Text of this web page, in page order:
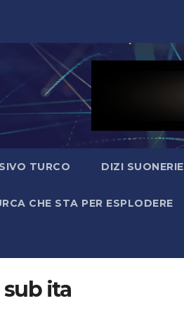
TURCO DIZI SUONERIE
CHE STA PER ESPLODERE
ita